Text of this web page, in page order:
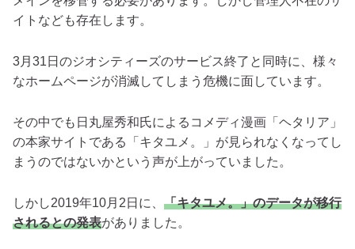
イトなども存在します。
3月31日のジオシティーズのサービス終了と同時に、様々
なホームページが消滅してしまう危機に面しています。
その中でも日丸屋秀和氏によるコメディ漫画「ヘタリア」
の本家サイトである「キタユメ。」が見られなくなってし
まうのではないかという声が上がっていました。
しかし2019年10月2日に、 「キタユメ。」のデータが移行
されるとの発表がありました。